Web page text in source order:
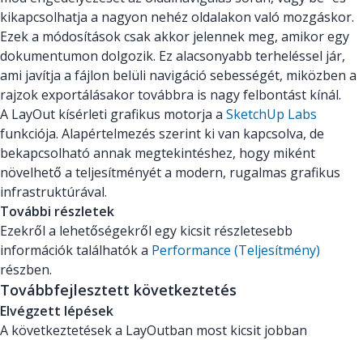
kikapcsolhatja a nagyon nehéz oldalakon való mozgáskor.
Ezek a módosítások csak akkor jelennek meg, amikor egy
dokumentumon dolgozik. Ez alacsonyabb terheléssel jár,
ami javítja a fájlon belüli navigáció sebességét, miközben a
rajzok exportálásakor továbbra is nagy felbontást kínál.
A LayOut kísérleti grafikus motorja a SketchUp Labs
funkciója. Alapértelmezés szerint ki van kapcsolva, de
bekapcsolható annak megtekintéshez, hogy miként
növelhető a teljesítményét a modern, rugalmas grafikus
infrastruktúrával.
További részletek
Ezekről a lehetőségekről egy kicsit részletesebb
információk találhatók a Performance (Teljesítmény)
részben.
Továbbfejlesztett következtetés
Elvégzett lépések
A következtetések a LayOutban most kicsit jobban